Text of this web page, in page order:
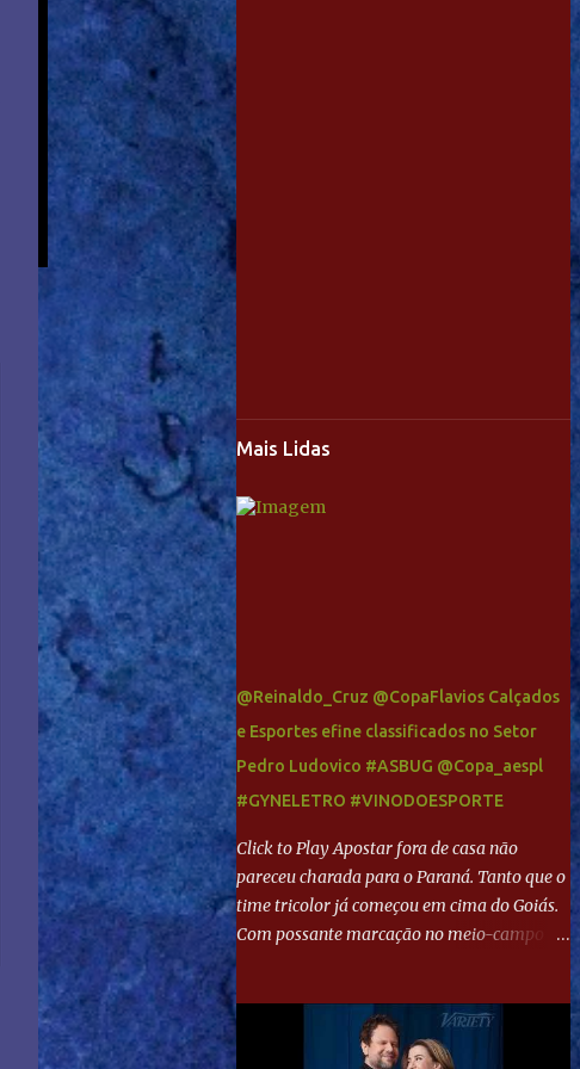
Mais Lidas
@Reinaldo_Cruz @CopaFlavios Calçados
e Esportes efine classificados no Setor
Pedro Ludovico #ASBUG @Copa_aespl
#GYNELETRO #VINODOESPORTE
Click to Play Apostar fora de casa não
pareceu charada para o Paraná. Tanto que o
time tricolor já começou em cima do Goiás.
Com possante marcação no meio-campo e
direita, invadiu a área e bateu cruzado no
canto, sem chance para Harlei. Tal qual o